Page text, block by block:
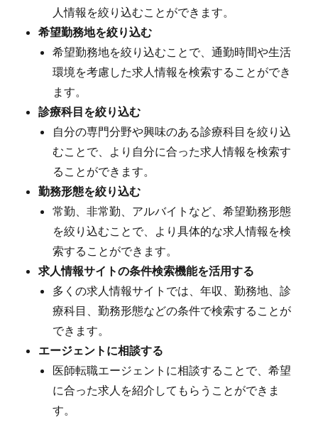
人情報を絞り込むことができます。
希望勤務地を絞り込む
希望勤務地を絞り込むことで、通勤時間や生活
環境を考慮した求人情報を検索することができ
ます。
診療科目を絞り込む
自分の専門分野や興味のある診療科目を絞り込
むことで、より自分に合った求人情報を検索す
ることができます。
勤務形態を絞り込む
常勤、非常勤、アルバイトなど、希望勤務形態
を絞り込むことで、より具体的な求人情報を検
索することができます。
求人情報サイトの条件検索機能を活用する
多くの求人情報サイトでは、年収、勤務地、診
療科目、勤務形態などの条件で検索することが
できます。
エージェントに相談する
医師転職エージェントに相談することで、希望
に合った求人を紹介してもらうことができま
す。